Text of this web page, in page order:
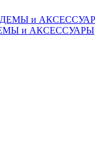
и АКСЕССУАРЫ